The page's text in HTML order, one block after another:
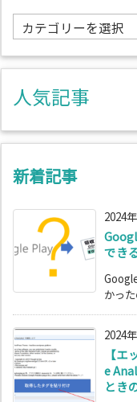
カ
テ
ゴ
ー
人気記事
新着記事
2024
でき
かっ
2024
【
e
とき